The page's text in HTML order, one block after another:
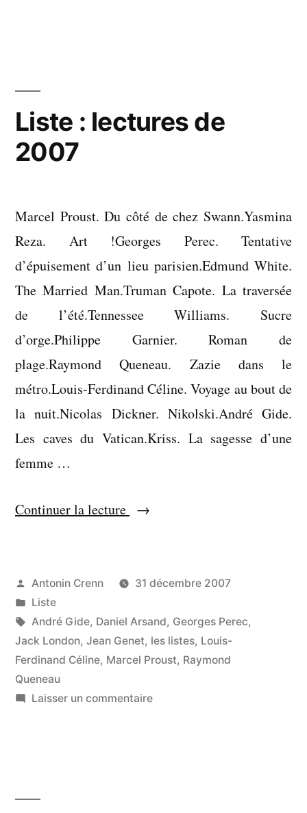
Liste : lectures de
2007
Marcel Proust. Du côté de chez Swann.Yasmina
Reza. Art !Georges Perec. Tentative
d’épuisement d’un lieu parisien.Edmund White.
The Married Man.Truman Capote. La traversée
de l’été.Tennessee Williams. Sucre
d’orge.Philippe Garnier. Roman de
plage.Raymond Queneau. Zazie dans le
métro.Louis-Ferdinand Céline. Voyage au bout de
la nuit.Nicolas Dickner. Nikolski.André Gide.
Les caves du Vatican.Kriss. La sagesse d’une
femme …
Continuer la lecture « Liste
de
Publié
par
Antonin Crenn
31 décembre 2007
Publié
dans
Liste
Étiquettes :
André Gide, Daniel Arsand, Georges Perec,
Jack London, Jean Genet, les listes, Louis-
Ferdinand Céline, Marcel Proust, Raymond
Queneau
Laisser un commentairesur